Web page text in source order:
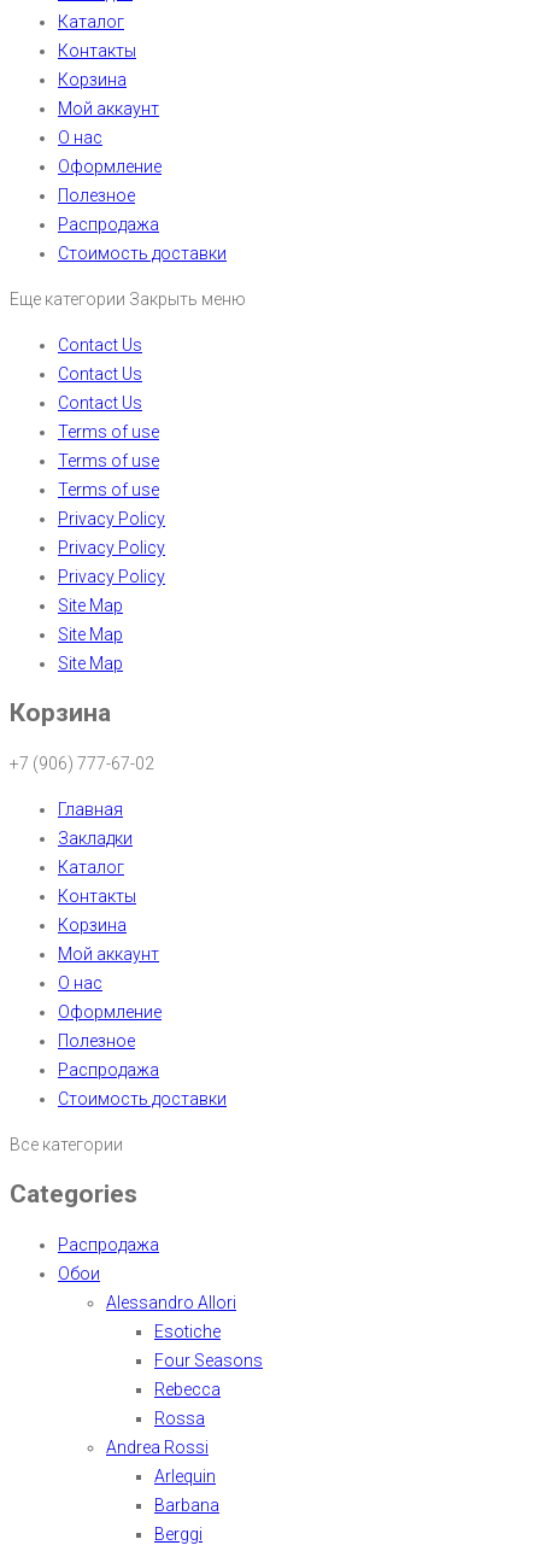
Каталог
Контакты
Корзина
Мой аккаунт
О нас
Оформление
Полезное
Распродажа
Стоимость доставки
Еще категории Закрыть меню
Contact Us
Contact Us
Contact Us
Terms of use
Terms of use
Terms of use
Privacy Policy
Privacy Policy
Privacy Policy
Site Map
Site Map
Site Map
Корзина
+7 (906) 777-67-02
Главная
Закладки
Каталог
Контакты
Корзина
Мой аккаунт
О нас
Оформление
Полезное
Распродажа
Стоимость доставки
Все категории
Categories
Распродажа
Обои
Alessandro Allori
Esotiche
Four Seasons
Rebecca
Rossa
Andrea Rossi
Arlequin
Barbana
Berggi